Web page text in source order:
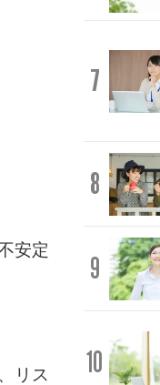
安定
リス
7
8
9
10